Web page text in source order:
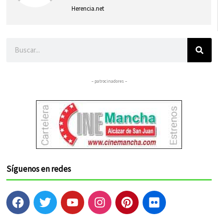
Herencia.net
– patrocinadores –
Síguenos en redes
F
a
T
w
Y
o
I
n
P
i
F
l